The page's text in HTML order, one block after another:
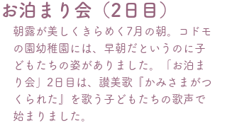
お泊まり会（2日目）
朝露が美しくきらめく7月の朝。コドモ
の園幼稚園には、早朝だというのに子
どもたちの姿がありました。「お泊ま
り会」2日目は、讃美歌『かみさまがつ
くられた』を歌う子どもたちの歌声で
始まりました。